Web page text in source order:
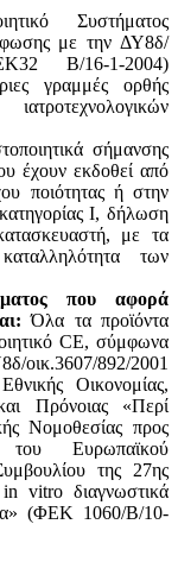
Συστήματος
με την ΔΥ8δ/
Β/16-1-2004)
γραμμές ορθής
σήμανσης
έχουν εκδοθεί από
ποιότητας ή στην
Ι, δήλωση
με τα
των
που αφορά
Όλα τα προϊόντα
CE, σύμφωνα
οικ.3607/892/2001
Οικονομίας,
Πρόνοιας «Περί
Νομοθεσίας προς
Ευρωπαϊκού
της 27ης
vitro διαγνωστικά
(ΦΕΚ 1060/Β/10-